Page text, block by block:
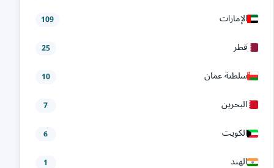
الإمارات 109
قطر 25
سلطنة عمان 10
البحرين 7
الكويت 6
الهند 1